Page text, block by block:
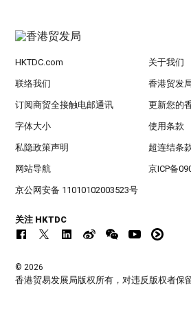
HKTDC.com 关于我们
联络我们 香港贸发
订阅商贸全接触电邮通讯 更新您的
字体大小 使用条款
私隐政策声明 超连结条
网站导航 京ICP备
京公网安备 11010102003523号
关注 HKTDC
© 2026
香港贸易发展局版权所有，对违反版权者保